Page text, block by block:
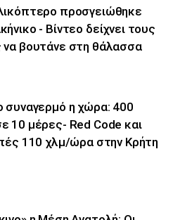
προσγειώθηκε
- Βίντεο δείχνει τους
να βουτάνε στη θάλασσα
συναγερμό η χώρα: 400
10 μέρες- Red Code και
110 χλμ/ώρα στην Κρήτη